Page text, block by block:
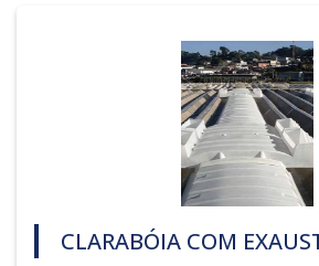
CLARABÓIA COM